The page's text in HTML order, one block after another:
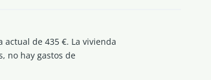
de 435 €. La vivienda
no hay gastos de